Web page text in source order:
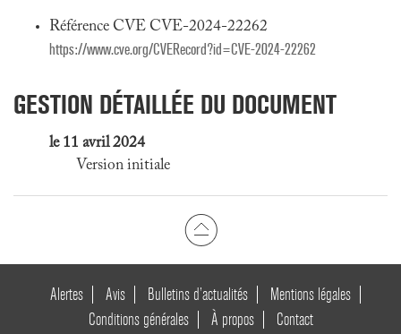
Référence CVE CVE-2024-22262
https://www.cve.org/CVERecord?id=CVE-2024-22262
GESTION DÉTAILLÉE DU DOCUMENT
le 11 avril 2024
Version initiale
Alertes Avis Bulletins d’actualités
Mentions légales
Conditions générales
À propos Contact